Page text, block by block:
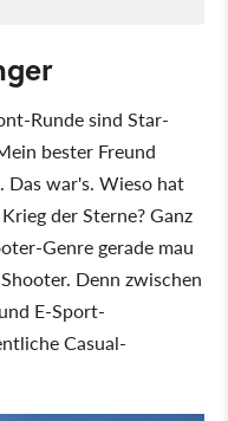
Runde sind Star-
bester Freund
Das war's. Wieso hat
der Sterne? Ganz
Genre gerade mau
Denn zwischen
E-Sport-
Casual-